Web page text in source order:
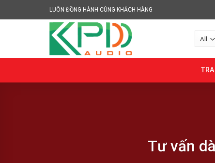
to
LUÔN ĐỒNG HÀNH CÙNG KHÁCH HÀNG
Tư vấn